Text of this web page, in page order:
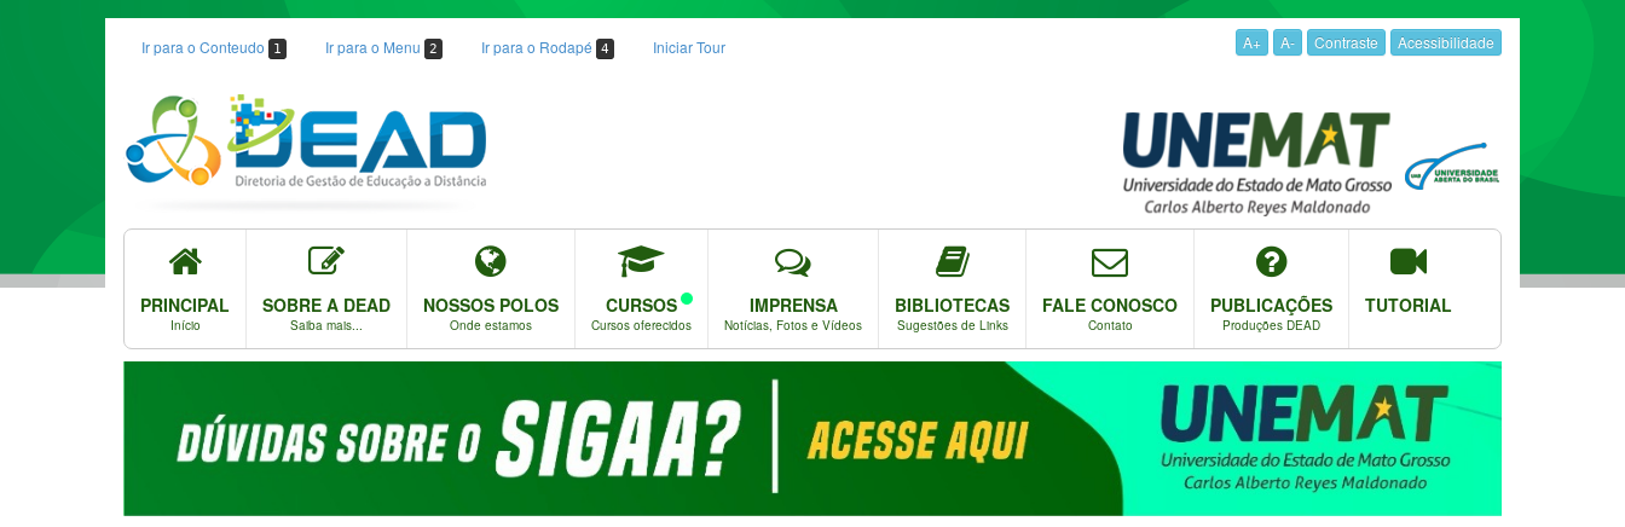
Ir para o Conteudo 1 Ir para o Menu 2 Ir para o Rodapé 4 Iniciar Tour A+ A- Contraste Acessibilidade
PRINCIPAL
Início
SOBRE A DEAD
Saiba mais...
NOSSOS POLOS
Onde estamos
CURSOS
Cursos oferecidos
IMPRENSA
Notícias, Fotos e Vídeos
BIBLIOTECAS
Sugestões de Links
FALE CONOSCO
Contato
PUBLICAÇÕES
Produções DEAD
TUTORIAL